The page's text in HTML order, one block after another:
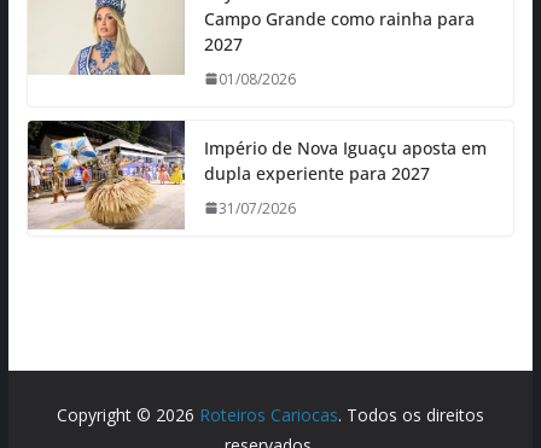
Campo Grande como rainha para
2027
01/08/2026
Império de Nova Iguaçu aposta em
dupla experiente para 2027
31/07/2026
Copyright © 2026 Roteiros Cariocas. Todos os direitos